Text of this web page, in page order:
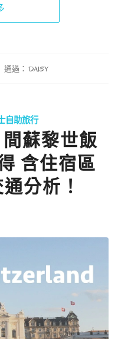
通過： DAISY
自助旅行
蘇黎世飯
含住宿區
分析！